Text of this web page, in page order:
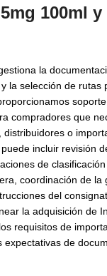
100ml y
la
la selección de rutas
compradores que
distribuidores o
incluir revisión
de
coordinación de la
del
la adquisición de
requisitos de
expectativas de